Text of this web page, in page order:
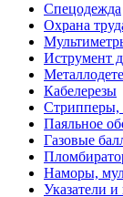
Спецодежда
Охрана
Иструмент
Кабелерезы
Паяльное
Газовые
Наморы,
Указатели